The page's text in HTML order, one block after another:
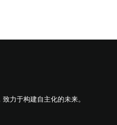
力于构建自主化的未来。